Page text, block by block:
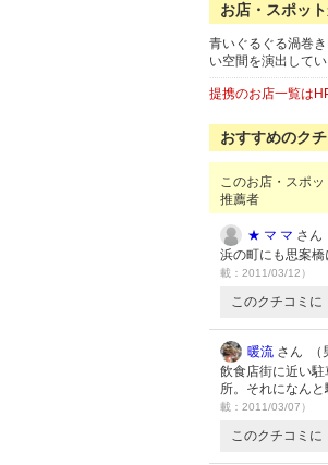
お店・スポッ
青いぐるぐる渦巻
い空間を演出して
提携のお店一覧は
おすすめのク
このお店・スポッ
推薦者
★ マ マ さん
浜の町にも思案
載：2011/03/12）
このクチコミに
暖流 さん （
飲食店街に近い
所。それになん
載：2011/03/07）
このクチコミに